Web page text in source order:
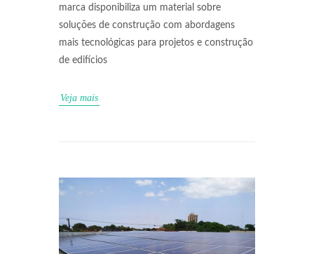
marca disponibiliza um material sobre
soluções de construção com abordagens
mais tecnológicas para projetos e construção
de edifícios
Veja mais